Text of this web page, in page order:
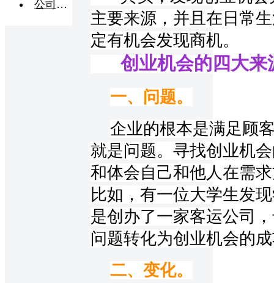
公司转让
主要来源，并且在日常
定有机会发现商机。
创业机会的四大来
一、问题。
企业的根本是满足顾
就是问题。寻找创业机
和体会自己和他人在需
比如，有一位大学生发
是创办了一家客运公司
问题转化为创业机会的
二、变化。